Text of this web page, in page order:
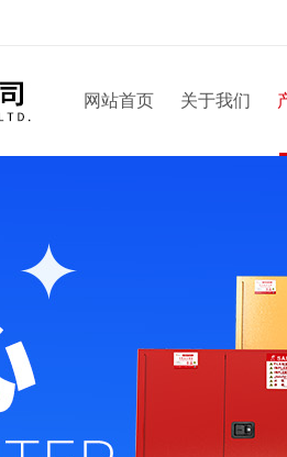
网站首页 关于我们